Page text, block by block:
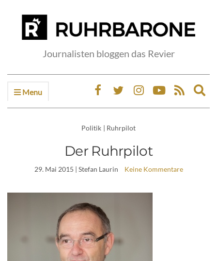
Journalisten bloggen das Revier
Menu
Politik | Ruhrpilot
Der Ruhrpilot
29. Mai 2015 | Stefan Laurin Keine Kommentare